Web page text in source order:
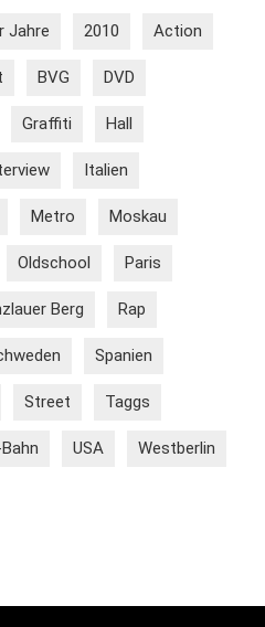
Jahre 2010 Action
BVG DVD
Graffiti Hall
Italien
Metro Moskau
Oldschool Paris
Berg Rap
Spanien
Street Taggs
USA Westberlin